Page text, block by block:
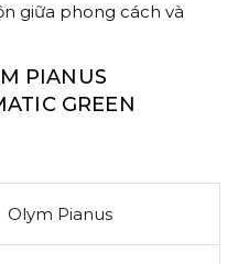
giữa phong cách và
PIANUS
GREEN
Olym Pianus